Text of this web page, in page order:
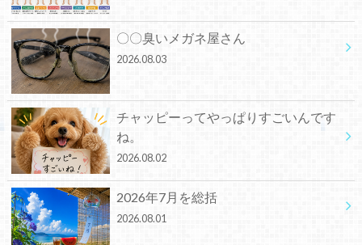
〇〇臭いメガネ屋さん
2026.08.03
チャッピーってやっぱりすごいんです
ね。
2026.08.02
2026年7月を総括
2026.08.01